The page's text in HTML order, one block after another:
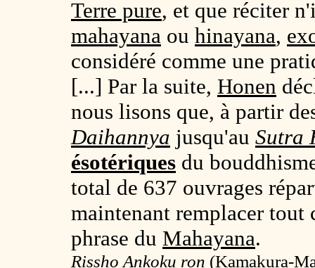
Terre pure, et que réciter
mahayana ou hinayana,
considéré comme une
[...] Par la suite, Honen
nous lisons que, à partir
Daihannya jusqu'au Sutra
ésotériques du
total de 637 ouvrages
maintenant remplacer tout
phrase du Mahayana.
Rissho Ankoku ron (Kamakura-